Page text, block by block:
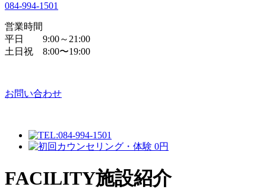
084-994-1501
営業時間
平日 9:00～21:00
土日祝 8:00〜19:00
お問い合わせ
FACILITY施設紹介